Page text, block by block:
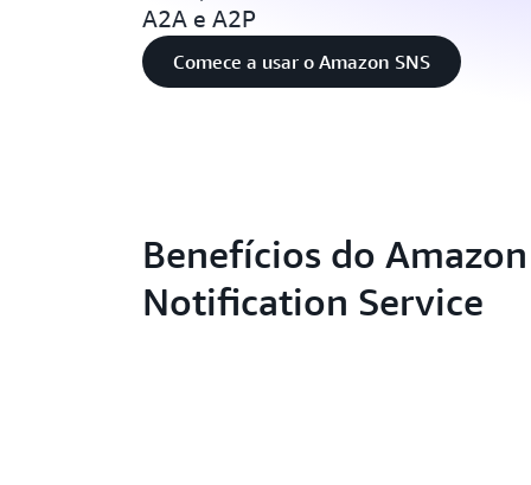
A2A e A2P
Comece a usar o Amazon SNS
Benefícios do
Notification Service